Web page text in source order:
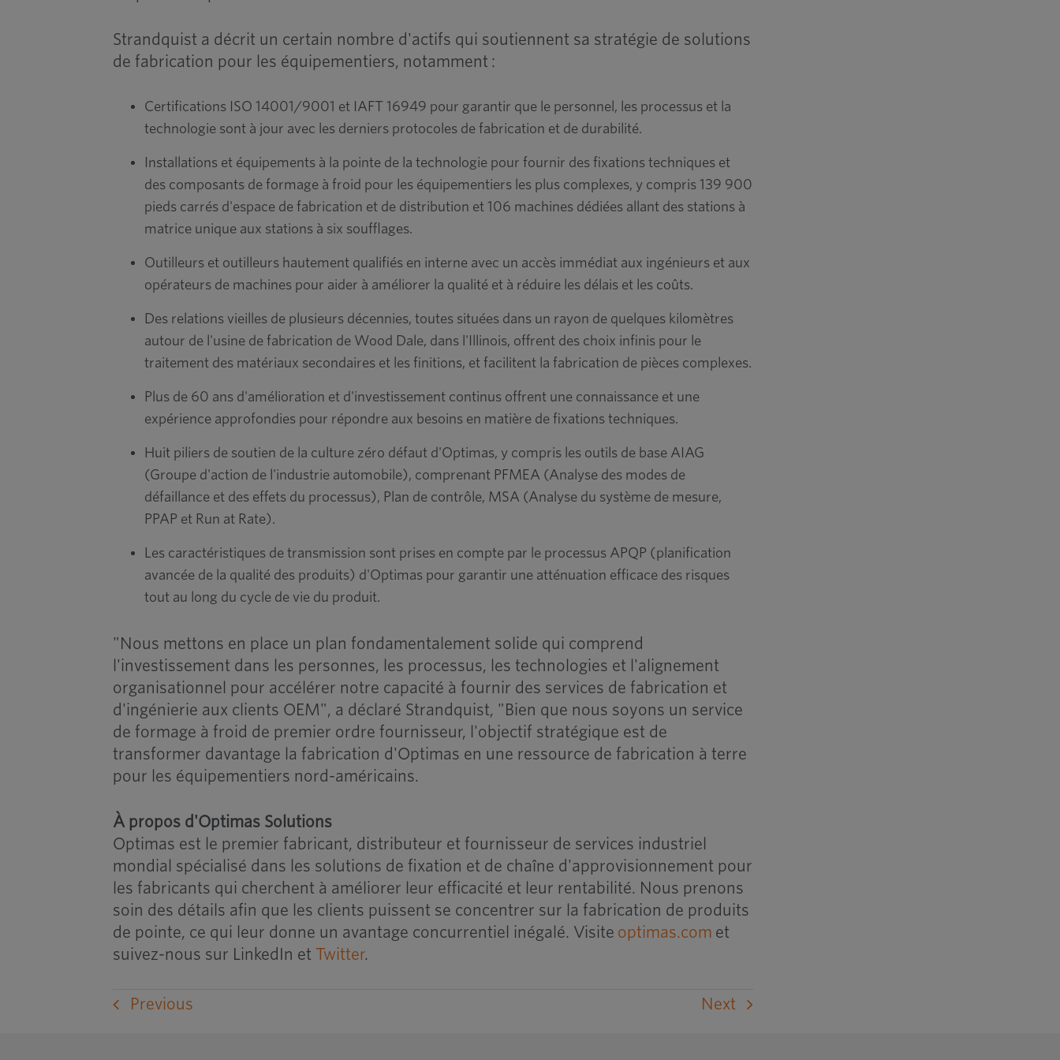
Strandquist a décrit un certain nombre d'actifs qui soutiennent sa stratégie de solutions
de fabrication pour les équipementiers, notamment :
Certifications ISO 14001/9001 et IAFT 16949 pour garantir que le personnel, les processus et la
technologie sont à jour avec les derniers protocoles de fabrication et de durabilité.
Installations et équipements à la pointe de la technologie pour fournir des fixations techniques et
des composants de formage à froid pour les équipementiers les plus complexes, y compris 139 900
pieds carrés d'espace de fabrication et de distribution et 106 machines dédiées allant des stations à
matrice unique aux stations à six soufflages.
Outilleurs et outilleurs hautement qualifiés en interne avec un accès immédiat aux ingénieurs et aux
opérateurs de machines pour aider à améliorer la qualité et à réduire les délais et les coûts.
Des relations vieilles de plusieurs décennies, toutes situées dans un rayon de quelques kilomètres
autour de l'usine de fabrication de Wood Dale, dans l'Illinois, offrent des choix infinis pour le
traitement des matériaux secondaires et les finitions, et facilitent la fabrication de pièces complexes.
Plus de 60 ans d'amélioration et d'investissement continus offrent une connaissance et une
expérience approfondies pour répondre aux besoins en matière de fixations techniques.
Huit piliers de soutien de la culture zéro défaut d'Optimas, y compris les outils de base AIAG
(Groupe d'action de l'industrie automobile), comprenant PFMEA (Analyse des modes de
défaillance et des effets du processus), Plan de contrôle, MSA (Analyse du système de mesure,
PPAP et Run at Rate).
Les caractéristiques de transmission sont prises en compte par le processus APQP (planification
avancée de la qualité des produits) d'Optimas pour garantir une atténuation efficace des risques
tout au long du cycle de vie du produit.
"Nous mettons en place un plan fondamentalement solide qui comprend
l'investissement dans les personnes, les processus, les technologies et l'alignement
organisationnel pour accélérer notre capacité à fournir des services de fabrication et
d'ingénierie aux clients OEM", a déclaré Strandquist, "Bien que nous soyons un service
de formage à froid de premier ordre fournisseur, l'objectif stratégique est de
transformer davantage la fabrication d'Optimas en une ressource de fabrication à terre
pour les équipementiers nord-américains.
À propos d'Optimas Solutions
Optimas est le premier fabricant, distributeur et fournisseur de services industriel
mondial spécialisé dans les solutions de fixation et de chaîne d'approvisionnement pour
les fabricants qui cherchent à améliorer leur efficacité et leur rentabilité. Nous prenons
soin des détails afin que les clients puissent se concentrer sur la fabrication de produits
de pointe, ce qui leur donne un avantage concurrentiel inégalé. Visite optimas.com et
suivez-nous sur LinkedIn etTwitter.
Previous Next